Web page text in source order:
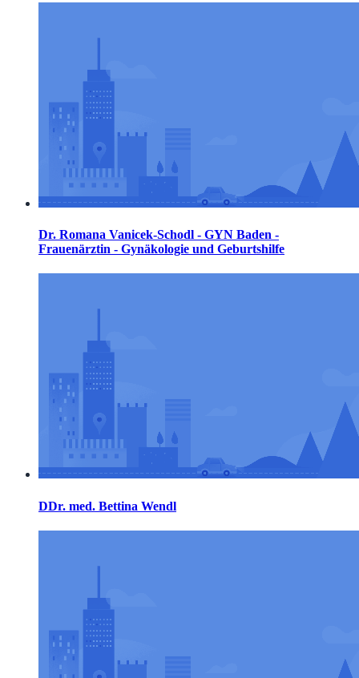
Dr. Romana Vanicek-Schodl - GYN Baden -
Frauenärztin - Gynäkologie und Geburtshilfe
DDr. med. Bettina Wendl